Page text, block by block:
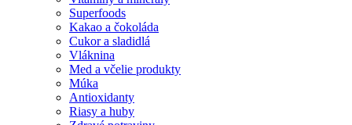
Superfoods
Kakao a čokoláda
Cukor a sladidlá
Vláknina
Med a včelie produkty
Múka
Antioxidanty
Riasy a huby